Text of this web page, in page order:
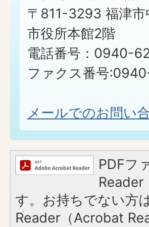
〒811-3293 福津市
市役所本館2階
電話番号：0940-
ファクス番号
メールでのお問い
PDFフ
Reader
す。お持ちでない方
Reader（Acrobat